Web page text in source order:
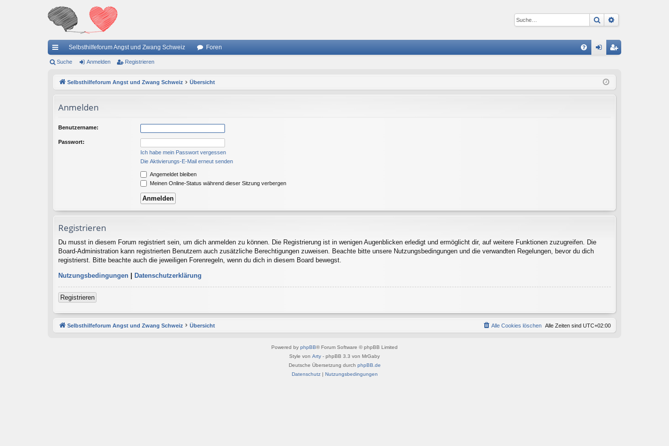
Suche
ch
Selbsthilfeforum Angst und Zwang Schweiz Foren
ist
Suche Anmelden Registrieren
Selbsthilfeforum Angst und Zwang Schweiz Übersicht
Anmelden
Benutzername:
Passwort:
Ich habe mein Passwort vergessen
Die Aktivierungs-E-Mail erneut senden
Angemeldet bleiben
Meinen Online-Status während dieser Sitzung verbergen
Registrieren
Du musst in diesem Forum registriert sein, um dich anmelden zu können. Die Registrierung ist in wenigen Augenblicken erledigt und ermöglicht dir, auf weitere Funktionen zuzugreifen. Die
Board-Administration kann registrierten Benutzern auch zusätzliche Berechtigungen zuweisen. Beachte bitte unsere Nutzungsbedingungen und die verwandten Regelungen, bevor du dich
registrierst. Bitte beachte auch die jeweiligen Forenregeln, wenn du dich in diesem Board bewegst.
Nutzungsbedingungen | Datenschutzerklärung
Registrieren
Selbsthilfeforum Angst und Zwang Schweiz Übersicht Alle Zeiten sind UTC+02:00
Alle Cookies löschen
Powered by phpBB® Forum Software © phpBB Limited
Style von Arty - phpBB 3.3 von MrGaby
Deutsche Übersetzung durch phpBB.de
Datenschutz| Nutzungsbedingungen